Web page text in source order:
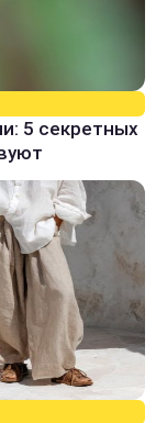
5 секретных